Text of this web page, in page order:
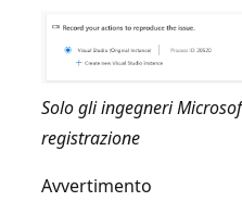
Solo gli ingegneri
registrazione
Avvertimento